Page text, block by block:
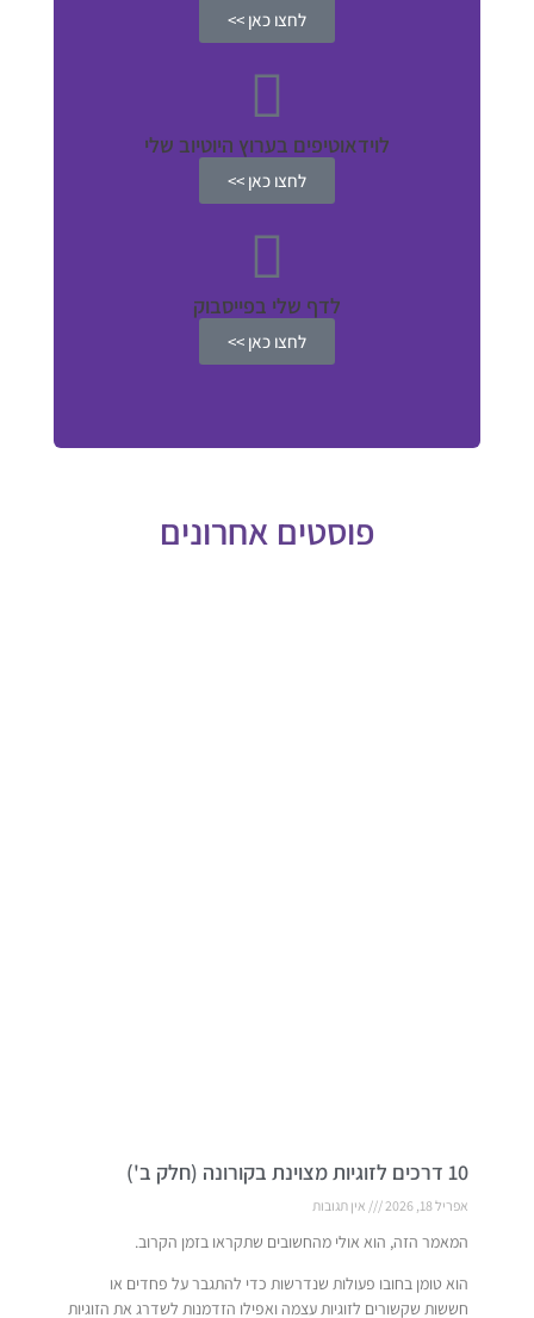
לחצו כאן >>
לוידאוטיפים בערוץ היוטיוב שלי
לחצו כאן >>
לדף שלי בפייסבוק
לחצו כאן >>
פוסטים אחרונים
10 דרכים לזוגיות מצוינת בקורונה (חלק ב')
אפריל 18, 2026 אין תגובות
המאמר הזה, הוא אולי מהחשובים שתקראו בזמן הקרוב.
הוא טומן בחובו פעולות שנדרשות כדי להתגבר על פחדים או
חששות שקשורים לזוגיות עצמה ואפילו הזדמנות לשדרג את הזוגיות